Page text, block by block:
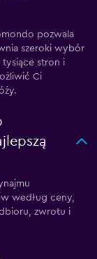
pozwala
szeroki wybór
stron i
Ci
według ceny,
zwrotu i